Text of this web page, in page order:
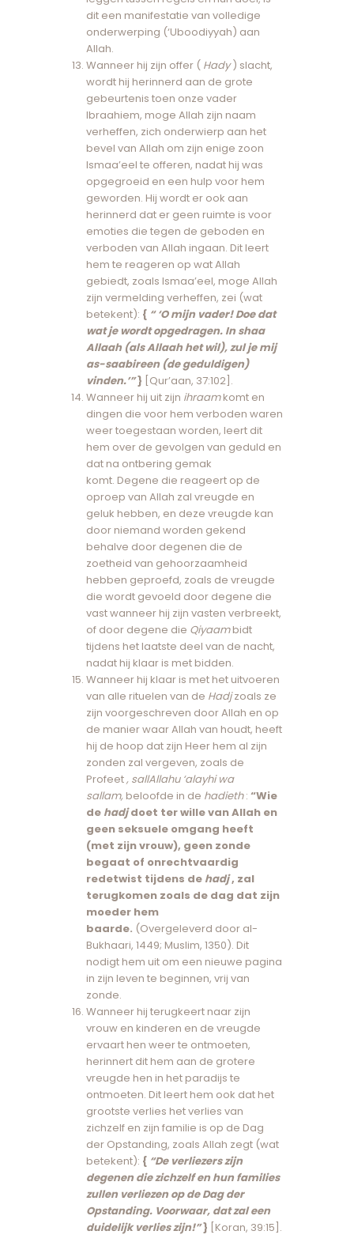
dit een manifestatie van volledige
onderwerping (‘Uboodiyyah) aan
Allah.
Wanneer hij zijn offer ( Hady) slacht,
wordt hij herinnerd aan de grote
gebeurtenis toen onze vader
Ibraahiem, moge Allah zijn naam
verheffen, zich onderwierp aan het
bevel van Allah om zijn enige zoon
Ismaa’eel te offeren, nadat hij was
opgegroeid en een hulp voor hem
geworden. Hij wordt er ook aan
herinnerd dat er geen ruimte is voor
emoties die tegen de geboden en
verboden van Allah ingaan. Dit leert
hem te reageren op wat Allah
gebiedt, zoals Ismaa’eel, moge Allah
zijn vermelding verheffen, zei (wat
betekent): { “ ‘O mijn vader! Doe dat
wat je wordt opgedragen. In shaa
Allaah (als Allaah het wil), zul je mij
as-saabireen (de geduldigen)
vinden.’”} [Qur’aan, 37:102].
Wanneer hij uit zijn ihraamkomt en
dingen die voor hem verboden waren
weer toegestaan ​​worden, leert dit
hem over de gevolgen van geduld en
dat na ontbering gemak
komt. Degene die reageert op de
oproep van Allah zal vreugde en
geluk hebben, en deze vreugde kan
door niemand worden gekend
behalve door degenen die de
zoetheid van gehoorzaamheid
hebben geproefd, zoals de vreugde
die wordt gevoeld door degene die
vast wanneer hij zijn vasten verbreekt,
of door degene die Qiyaambidt
tijdens het laatste deel van de nacht,
nadat hij klaar is met bidden.
Wanneer hij klaar is met het uitvoeren
van alle rituelen van de Hadjzoals ze
zijn voorgeschreven door Allah en op
de manier waar Allah van houdt, heeft
hij de hoop dat zijn Heer hem al zijn
zonden zal vergeven, zoals de
Profeet, sallAllahu ‘alayhi wa
sallam,beloofde in de hadieth: “Wie
de hadjdoet ter wille van Allah en
geen seksuele omgang heeft
(met zijn vrouw), geen zonde
begaat of onrechtvaardig
redetwist tijdens de hadj, zal
terugkomen zoals de dag dat zijn
moeder hem
baarde. (Overgeleverd door al-
Bukhaari, 1449; Muslim, 1350). Dit
nodigt hem uit om een ​​nieuwe pagina
in zijn leven te beginnen, vrij van
zonde.
Wanneer hij terugkeert naar zijn
vrouw en kinderen en de vreugde
ervaart hen weer te ontmoeten,
herinnert dit hem aan de grotere
vreugde hen in het paradijs te
ontmoeten. Dit leert hem ook dat het
grootste verlies het verlies van
zichzelf en zijn familie is op de Dag
der Opstanding, zoals Allah zegt (wat
betekent): { “De verliezers zijn
degenen die zichzelf en hun families
zullen verliezen op de Dag der
Opstanding. Voorwaar, dat zal een
duidelijk verlies zijn!”} [Koran, 39:15].